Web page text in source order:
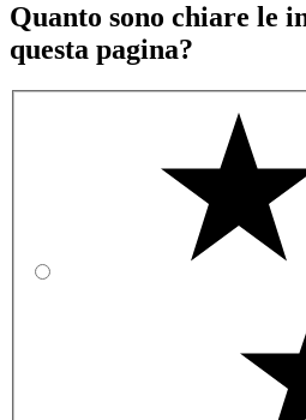
Quanto sono chiare le
questa pagina?